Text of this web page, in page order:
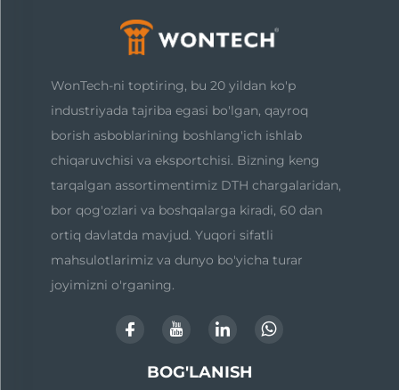
WonTech-ni toptiring, bu 20 yildan ko'p
industriyada tajriba egasi bo'lgan, qayroq
borish asboblarining boshlang'ich ishlab
chiqaruvchisi va eksportchisi. Bizning keng
tarqalgan assortimentimiz DTH chargalaridan,
bor qog'ozlari va boshqalarga kiradi, 60 dan
ortiq davlatda mavjud. Yuqori sifatli
mahsulotlarimiz va dunyo bo'yicha turar
joyimizni o'rganing.
BOG'LANISH